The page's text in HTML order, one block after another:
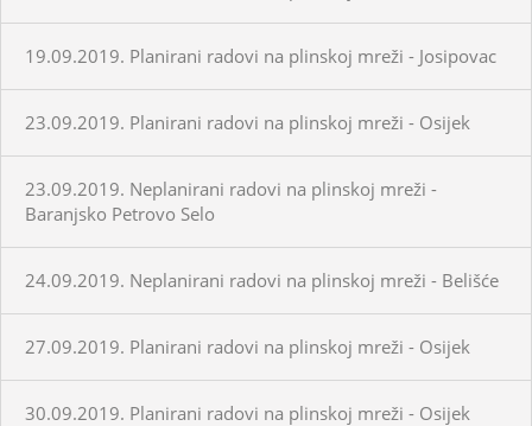
19.09.2019. Planirani radovi na plinskoj mreži - Josipovac
23.09.2019. Planirani radovi na plinskoj mreži - Osijek
23.09.2019. Neplanirani radovi na plinskoj mreži -
Baranjsko Petrovo Selo
24.09.2019. Neplanirani radovi na plinskoj mreži - Belišće
27.09.2019. Planirani radovi na plinskoj mreži - Osijek
30.09.2019. Planirani radovi na plinskoj mreži - Osijek